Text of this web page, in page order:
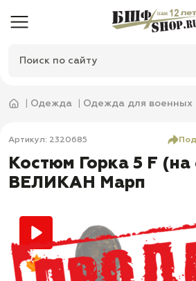
Одежда Одежда для военных
Артикул: 2320685
Костюм Горка 5 F
ВЕЛИКАН Марп